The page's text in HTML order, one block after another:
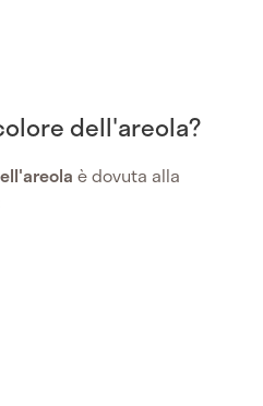
dell'areola?
è dovuta alla